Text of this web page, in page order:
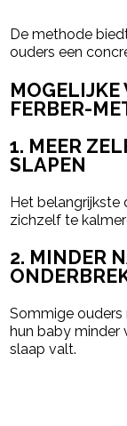
De methode
ouders een
MOGELIJKE
FERBER-
1. MEER
SLAPEN
Het belangrijkste
zichzelf te
2. MINDER
Sommige ouders
hun baby minder
slaap valt.